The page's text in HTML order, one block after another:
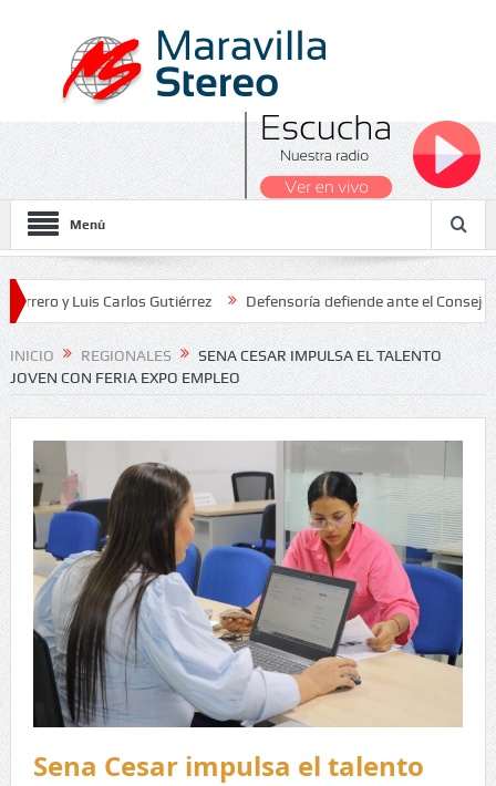
Menú
Carlos Gutiérrez Defensoría defiende ante el Consejo de
Nacionales 2026
INICIO REGIONALES
SENA CESAR IMPULSA EL TALENTO
JOVEN CON FERIA EXPO EMPLEO
Sena Cesar impulsa el talento